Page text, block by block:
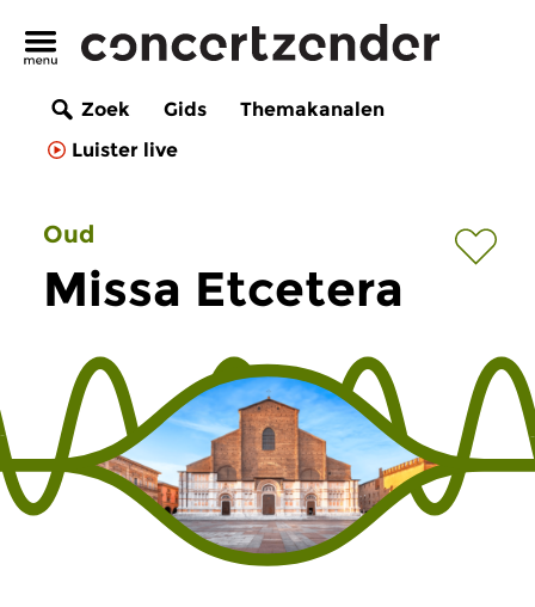
Zoek Gids
Themakanalen
Luister live
Oud
Missa Etcetera